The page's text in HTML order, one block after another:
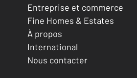
Entreprise et commerce
Fine Homes & Estates
À propos
International
Nous contacter